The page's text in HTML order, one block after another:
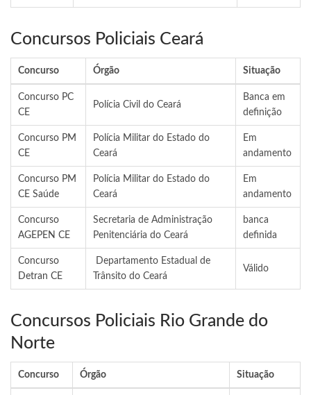
Concursos Policiais Ceará
Concurso Órgão Situação
Concurso PC
CE
Polícia Civil do Ceará
Banca em
definição
Concurso PM
CE
Polícia Militar do Estado do
Ceará
Em
andamento
Concurso PM
CE Saúde
Polícia Militar do Estado do
Ceará
Em
andamento
Concurso
AGEPEN CE
Secretaria de Administração
Penitenciária do Ceará
banca
definida
Concurso
Detran CE
Departamento Estadual de
Trânsito do Ceará
Válido
Concursos Policiais Rio Grande do
Norte
Concurso Órgão Situação